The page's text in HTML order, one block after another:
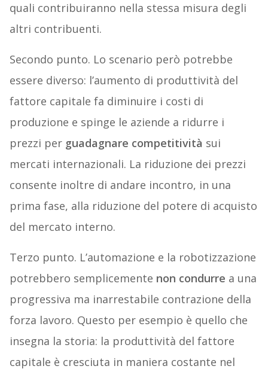
quali contribuiranno nella stessa misura degli
altri contribuenti.
Secondo punto. Lo scenario però potrebbe
essere diverso: l’aumento di produttività del
fattore capitale fa diminuire i costi di
produzione e spinge le aziende a ridurre i
prezzi per guadagnare competitività sui
mercati internazionali. La riduzione dei prezzi
consente inoltre di andare incontro, in una
prima fase, alla riduzione del potere di acquisto
del mercato interno.
Terzo punto. L’automazione e la robotizzazione
potrebbero semplicemente non condurre a una
progressiva ma inarrestabile contrazione della
forza lavoro. Questo per esempio è quello che
insegna la storia: la produttività del fattore
capitale è cresciuta in maniera costante nel